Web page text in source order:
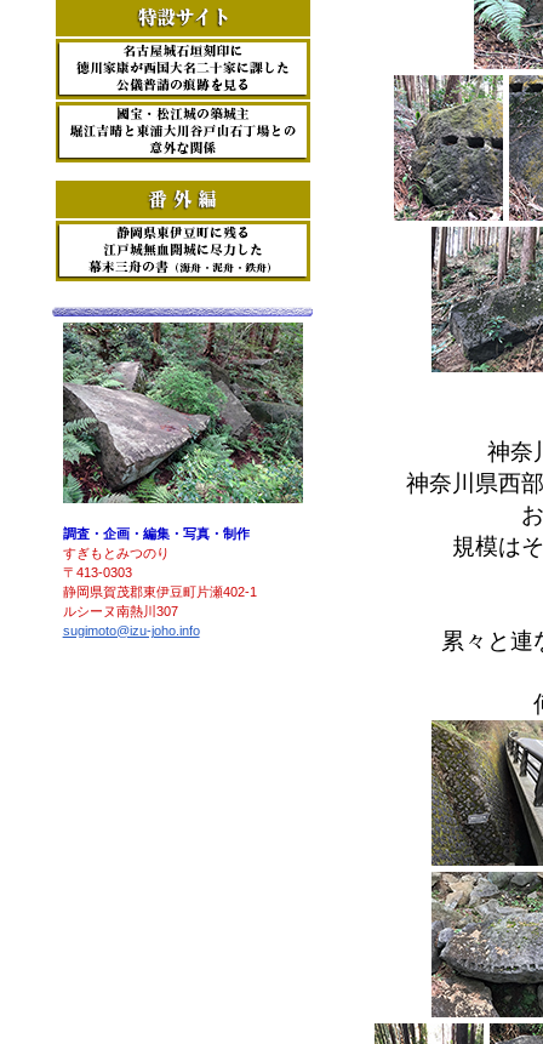
神奈
神奈川県西
規模は
累々と連
調査・企画・編集・写真・制作
すぎもとみつのり
〒413-0303
静岡県賀茂郡東伊豆町片瀬402-1
ルシーヌ南熱川307
sugimoto@izu-joho.info